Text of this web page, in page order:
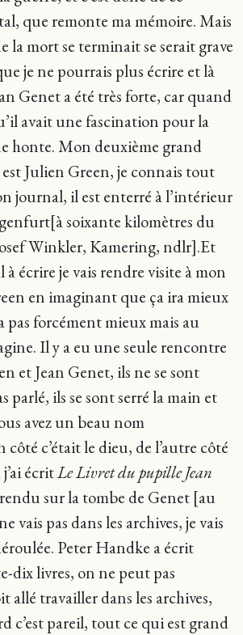
que remonte ma mémoire. Mais
la mort se terminait se serait grave
je ne pourrais plus écrire et là
Genet a été très forte, car quand
avait une fascination pour la
honte. Mon deuxième grand
Julien Green, je connais tout
journal, il est enterré à l’intérieur
soixante kilomètres du
Winkler, Kamering, ndlr].Et
à écrire je vais rendre visite à mon
en imaginant que ça ira mieux
pas forcément mieux mais au
Il y a eu une seule rencontre
et Jean Genet, ils ne se sont
parlé, ils se sont serré la main et
avez un beau nom
côté c’était le dieu, de l’autre côté
écritLe Livret du pupille Jean
sur la tombe de Genet [au
vais pas dans les archives, je vais
Peter Handke a écrit
dix livres, on ne peut pas
allé travailler dans les archives,
c’est pareil, tout ce qui est grand